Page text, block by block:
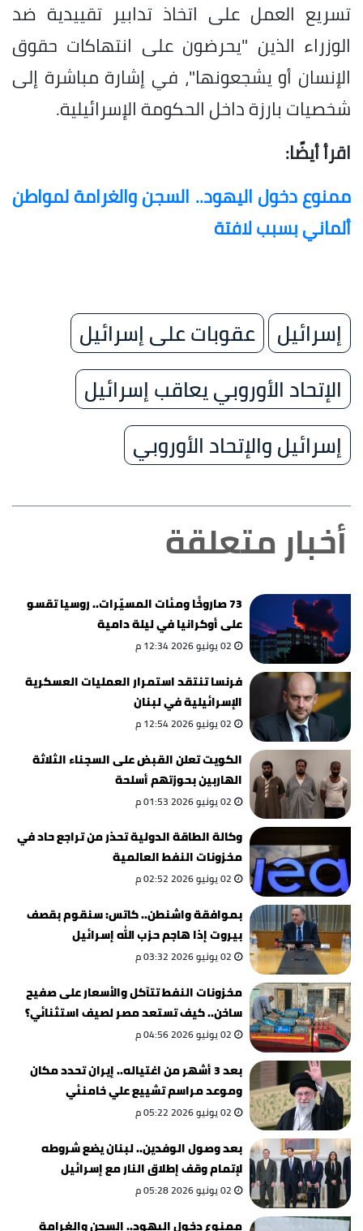
تسريع العمل على اتخاذ تدابير تقييدية ضد
الوزراء الذين "يحرضون على انتهاكات حقوق
الإنسان أو يشجعونها"، في إشارة مباشرة إلى
شخصيات بارزة داخل الحكومة الإسرائيلية.
اقرأ أيضًا:
ممنوع دخول اليهود.. السجن والغرامة لمواطن
ألماني بسبب لافتة
إسرائيل عقوبات على إسرائيل
الإتحاد الأوروبي يعاقب إسرائيل
إسرائيل والإتحاد الأوروبي
أخبار متعلقة
73 صاروخًا ومئات المسيّرات.. روسيا تقسو
على أوكرانيا في ليلة دامية
02 يونيو 2026 12:34 م
فرنسا تنتقد استمرار العمليات العسكرية
الإسرائيلية في لبنان
02 يونيو 2026 12:54 م
الكويت تعلن القبض على السجناء الثلاثة
الهاربين بحوزتهم أسلحة
02 يونيو 2026 01:53 م
وكالة الطاقة الدولية تحذر من تراجع حاد في
مخزونات النفط العالمية
02 يونيو 2026 02:52 م
بموافقة واشنطن.. كاتس: سنقوم بقصف
بيروت إذا هاجم حزب الله إسرائيل
02 يونيو 2026 03:32 م
مخزونات النفط تتآكل والأسعار على صفيح
ساخن.. كيف تستعد مصر لصيف استثنائي؟
02 يونيو 2026 04:56 م
بعد 3 أشهر من اغتياله.. إيران تحدد مكان
وموعد مراسم تشييع علي خامنئي
02 يونيو 2026 05:22 م
بعد وصول الوفدين.. لبنان يضع شروطه
لإتمام وقف إطلاق النار مع إسرائيل
02 يونيو 2026 05:28 م
ممنوع دخول اليهود.. السجن والغرامة